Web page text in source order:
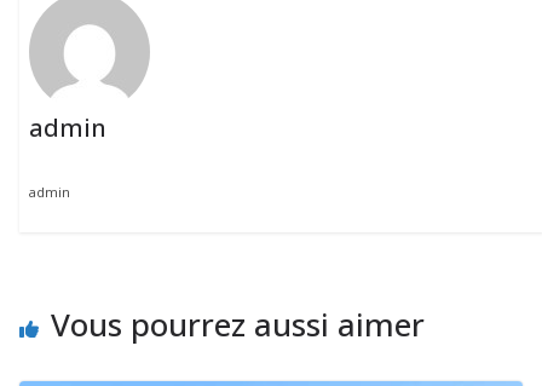
admin
admin
Vous pourrez aussi aimer